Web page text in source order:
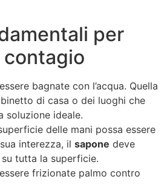
per
contagio
bagnate con l’acqua. Quella
di casa o dei luoghi che
soluzione ideale.
delle mani possa essere
interezza, il sapone deve
tutta la superficie.
frizionate palmo contro